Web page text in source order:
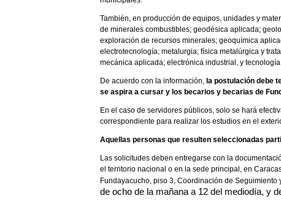
También, en producción de equipos, unidades y
de minerales combustibles; geodésica aplicada;
exploración de recursos minerales; geoquímica
electrotecnología; metalurgia; física metalúrgica y
mecánica aplicada; electrónica industrial, y
De acuerdo con la información, la postulación debe
se aspira a cursar y los becarios y becarias de
En el caso de servidores públicos, solo se hará
correspondiente para realizar los estudios en el
Aquellas personas que resulten seleccionadas
Las solicitudes deben entregarse con la
el territorio nacional o en la sede principal, en
Fundayacucho, piso 3, Coordinación de Seguimiento
de ocho de la mañana a 12 del mediodía, y